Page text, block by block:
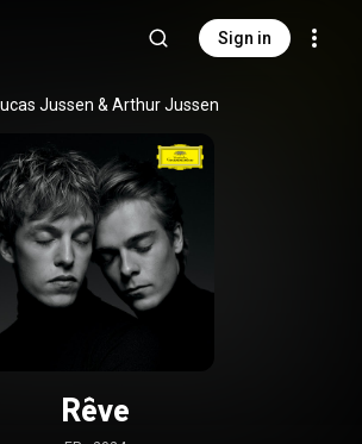
Sign in
Jussen & Arthur Jussen
Rêve